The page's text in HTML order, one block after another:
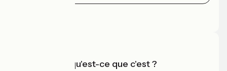
Accueil Vélo qu'est-ce que c'est ?